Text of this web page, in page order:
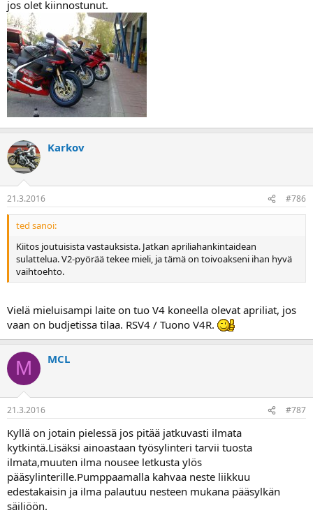
jos olet kiinnostunut.
Karkov
21.3.2016 #786
ted sanoi:
Kiitos joutuisista vastauksista. Jatkan apriliahankintaidean
sulattelua. V2-pyörää tekee mieli, ja tämä on toivoakseni ihan hyvä
vaihtoehto.
Vielä mieluisampi laite on tuo V4 koneella olevat apriliat, jos
vaan on budjetissa tilaa. RSV4 / Tuono V4R.
M MCL
21.3.2016 #787
Kyllä on jotain pielessä jos pitää jatkuvasti ilmata
kytkintä.Lisäksi ainoastaan työsylinteri tarvii tuosta
ilmata,muuten ilma nousee letkusta ylös
pääsylinterille.Pumppaamalla kahvaa neste liikkuu
edestakaisin ja ilma palautuu nesteen mukana pääsylkän
säiliöön.